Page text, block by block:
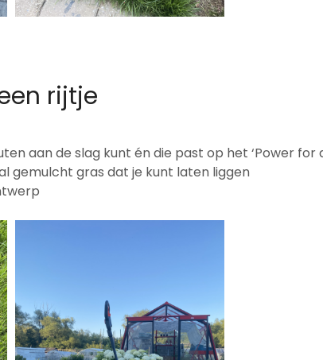
rijtje
aan de slag kunt én die past op het ‘Power for
gemulcht gras dat je kunt laten liggen